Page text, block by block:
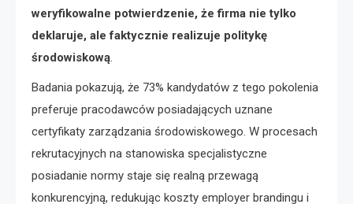
weryfikowalne potwierdzenie, że firma nie tylko
deklaruje, ale faktycznie realizuje politykę
środowiskową.
Badania pokazują, że 73% kandydatów z tego pokolenia
preferuje pracodawców posiadających uznane
certyfikaty zarządzania środowiskowego. W procesach
rekrutacyjnych na stanowiska specjalistyczne
posiadanie normy staje się realną przewagą
konkurencyjną, redukując koszty employer brandingu i